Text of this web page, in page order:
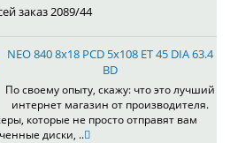
заказ 2089/44
NEO 840 8x18 PCD 5x108 ET 45 DIA 63.4
BD
По своему опыту, скажу: что это лучший
интернет магазин от производителя.
которые не просто отправят вам
диски, ..